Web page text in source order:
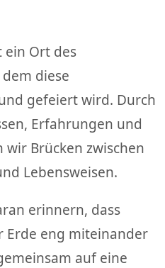
ein Ort des
diese
gefeiert wird. Durch
Erfahrungen und
wir Brücken zwischen
Lebensweisen.
erinnern, dass
Erde eng miteinander
auf eine